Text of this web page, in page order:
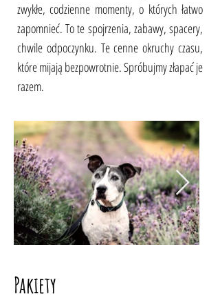
zwykłe, codzienne momenty, o których łatwo
zapomnieć. To te spojrzenia, zabawy, spacery,
chwile odpoczynku. Te cenne okruchy czasu,
które mijają bezpowrotnie. Spróbujmy złapać je
razem.
Pakiety